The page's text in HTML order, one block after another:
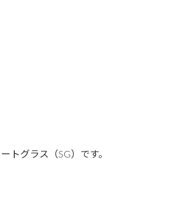
トグラス（SG）です。